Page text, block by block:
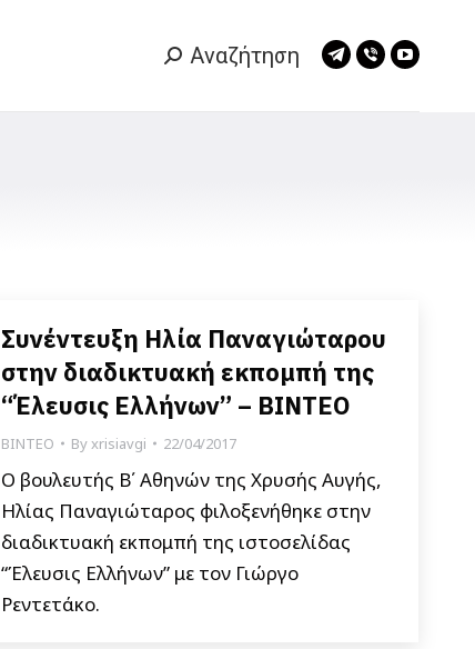
Search:
Αναζήτηση
Telegram
Viber
Συνέντευξη Ηλία Παναγιώταρου
στην διαδικτυακή εκπομπή της
“Έλευσις Ελλήνων” – ΒΙΝΤΕΟ
ΒΙΝΤΕΟ Byxrisiavgi 22/04/2017
Ο βουλευτής Β΄ Αθηνών της Χρυσής Αυγής,
Ηλίας Παναγιώταρος φιλοξενήθηκε στην
διαδικτυακή εκπομπή της ιστοσελίδας
“Έλευσις Ελλήνων” με τον Γιώργο
Ρεντετάκο.